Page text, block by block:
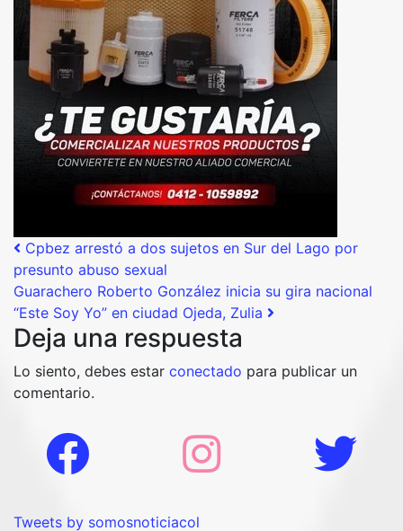
Post navigation
Cpbez arrestó a dos sujetos en Sur del Lago por
presunto abuso sexual
Guarachero Roberto González inicia su gira nacional
“Este Soy Yo” en ciudad Ojeda, Zulia
Deja una respuesta
Lo siento, debes estar conectado para publicar un
comentario.
Tweets by somosnoticiacol